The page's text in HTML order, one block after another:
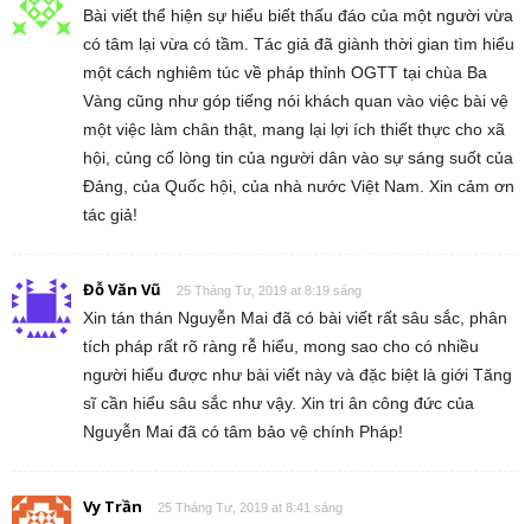
Bài viết thể hiện sự hiểu biết thấu đáo của một người vừa
có tâm lại vừa có tầm. Tác giả đã giành thời gian tìm hiểu
một cách nghiêm túc về pháp thỉnh OGTT tại chùa Ba
Vàng cũng như góp tiếng nói khách quan vào việc bài vệ
một việc làm chân thật, mang lại lợi ích thiết thực cho xã
hội, củng cố lòng tin của người dân vào sự sáng suốt của
Đảng, của Quốc hội, của nhà nước Việt Nam. Xin cảm ơn
tác giả!
Đỗ Văn Vũ 25 Tháng Tư, 2019 at 8:19 sáng
Xin tán thán Nguyễn Mai đã có bài viết rất sâu sắc, phân
tích pháp rất rõ ràng rễ hiểu, mong sao cho có nhiều
người hiểu được như bài viết này và đặc biệt là giới Tăng
sĩ cần hiểu sâu sắc như vậy. Xin tri ân công đức của
Nguyễn Mai đã có tâm bảo vệ chính Pháp!
Vy Trần 25 Tháng Tư, 2019 at 8:41 sáng